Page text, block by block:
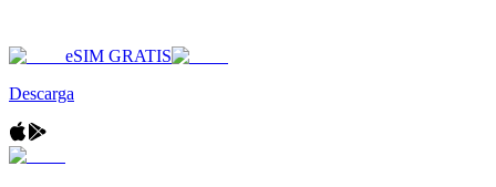
eSIM GRATIS
Descarga